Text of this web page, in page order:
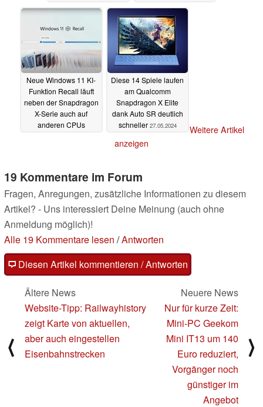
29.05.2024 28.05.2024
Neue Windows 11 KI-
Funktion Recall läuft
neben der Snapdragon
X-Serie auch auf
anderen CPUs
Diese 14 Spiele laufen
am Qualcomm
Snapdragon X Elite
dank Auto SR deutlich
schneller 27.05.2024
Weitere Artikel
anzeigen
19 Kommentare im Forum
Fragen, Anregungen, zusätzliche Informationen zu diesem
Artikel? - Uns interessiert Deine Meinung (auch ohne
Anmeldung möglich)!
Alle 19 Kommentare lesen /Antworten
Diesen Artikel kommentieren / Antworten
⟨
Ältere News
Website-Tipp: Railwayhistory
zeigt Karte von aktuellen,
aber auch eingestellen
Eisenbahnstrecken
Neuere News
Nur für kurze Zeit:
Mini-PC Geekom
Mini IT13 um 140
Euro reduziert,
Vorgänger noch
günstiger im
Angebot
⟩